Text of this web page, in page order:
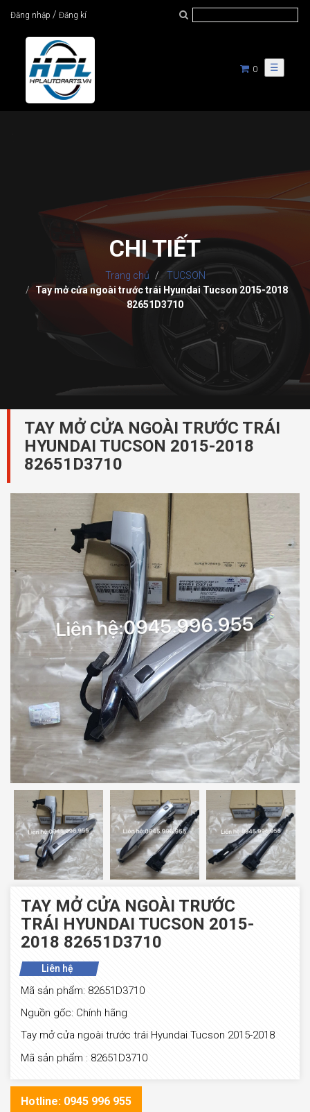
Đăng nhập / Đăng kí
☰
0
CHI TIẾT
Trang chủ
TUCSON
Tay mở cửa ngoài trước trái Hyundai Tucson 2015-2018
82651D3710
TAY MỞ CỬA NGOÀI TRƯỚC TRÁI
HYUNDAI TUCSON 2015-2018
82651D3710
TAY MỞ CỬA NGOÀI TRƯỚC
TRÁI HYUNDAI TUCSON 2015-
2018 82651D3710
Liên hệ
Mã sản phẩm: 82651D3710
Nguồn gốc: Chính hãng
Tay mở cửa ngoài trước trái Hyundai Tucson 2015-2018
Mã sản phẩm : 82651D3710
Hotline: 0945 996 955